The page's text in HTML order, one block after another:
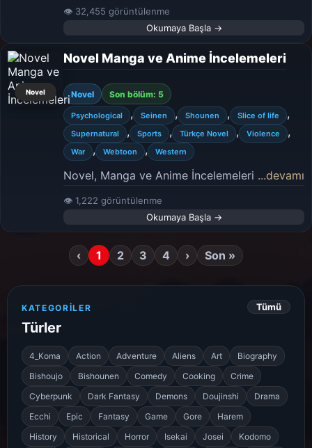
👁 32,455 görüntülenme
Okumaya Başla →
Novel
Novel Manga ve Anime İncelemeleri
Novel Son bölüm: 5
Psychological , Seinen , Shounen , Slice of life ,
Supernatural , Sports , Türkçe Novel , Violence ,
War , Webtoon , Western
Novel, Manga ve Anime İncelemeleri ...devamı
👁 1,222 görüntülenme
Okumaya Başla →
‹ 1 2 3 4 › Son »
KATEGORILER
Türler
Tümü
4_Koma Action Adventure Aliens Art
Biography
Bishoujo
Bishounen Comedy Cooking
Crime
Cyberpunk
Dark Fantasy Demons Doujinshi
Drama
Ecchi
Epic Fantasy Game Gore
Harem
History
Historical Horror Isekai Josei
Kodomo